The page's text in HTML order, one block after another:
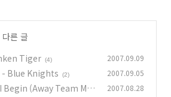
른 글
Tiger (4) 2007.09.09
Blue Knights (2) 2007.09.05
(Away Team Mix)
2007.08.28